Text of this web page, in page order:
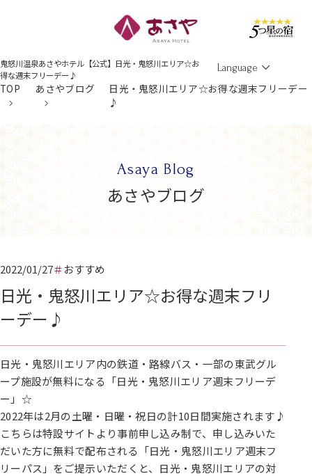
鬼怒川温泉あさやホテル【公式】日光・鬼怒川エリア☆お
得な週末フリーデー♪
Language
TOP あさやブログ
日光・鬼怒川エリア☆お得な週末フリーデー
♪
Asaya Blog
あさやブログ
2022/01/27 おすすめ
日光・鬼怒川エリア☆お得な週末フリ
ーデー♪
日光・鬼怒川エリア内の鉄道・路線バス・一部の東武グル
ープ施設が無料になる「日光・鬼怒川エリア週末フリーデ
ー」☆
2022年は2月の土曜・日曜・祝日の計10日間実施されます♪
こちらは特設サイトより事前申し込み制で、申し込みいた
だいた方に無料で配布される「日光・鬼怒川エリア週末フ
リーパス」をご提示いただくと、日光・鬼怒川エリアの対